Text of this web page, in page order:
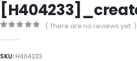
( There are no reviews yet. )
SKU: H404233